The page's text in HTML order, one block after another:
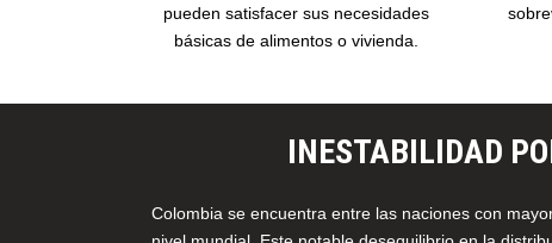
pueden satisfacer sus necesidades
básicas de alimentos o vivienda.
INESTABILIDAD
Colombia se encuentra entre las naciones con